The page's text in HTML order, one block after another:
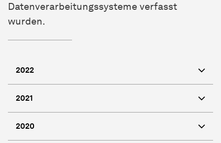
Datenverarbeitungssysteme verfasst
wurden.
2022
2021
2020